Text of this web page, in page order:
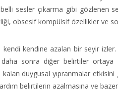
sesler çıkarma gibi gözlenen
obsesif kompülsif özellikler ve
kendine azalan bir seyir
sonra diğer belirtiler ortaya
kalan duygusal yıpranmalar
belirtilerin azalmasına ve